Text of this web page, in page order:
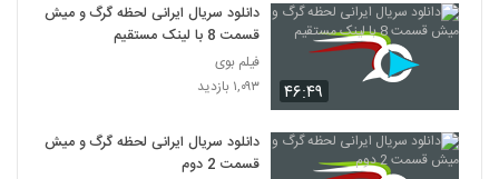
۴۶:۴۹
دانلود سریال ایرانی لحظه گرگ و میش
قسمت 8 با لینک مستقیم
فیلم بوی
۱,۰۹۳ بازدید
دانلود سریال ایرانی لحظه گرگ و میش
قسمت 2 دوم